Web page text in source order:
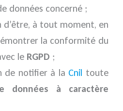
données concerné ;
d’être, à tout moment, en
la conformité du
le RGPD ;
de notifier à la Cnil toute
données à caractère